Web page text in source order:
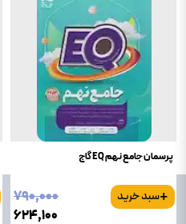
پرسمان جامع نهم EQ گاج
+سبد خرید
۷۹۰٬۰۰۰
۶۲۴٬۱۰۰